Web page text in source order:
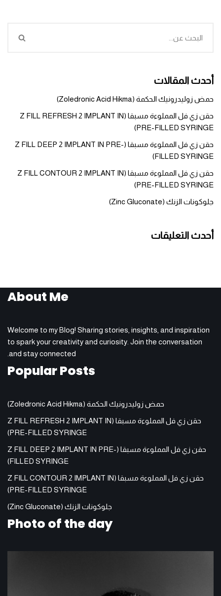
أحدث المقالات
حمض زوليدرونيك الحكمة (Zoledronic Acid Hikma)
حقن زي فل المملوءة مسبقا (Z FILL REFRESH 2 IMPLANT IN
PRE-FILLED SYRINGE)
حقن زي فل المملوءة مسبقا (Z FILL DEEP 2 IMPLANT IN PRE-
FILLED SYRINGE)
حقن زي فل المملوءة مسبقا (Z FILL CONTOUR 2 IMPLANT IN
PRE-FILLED SYRINGE)
جلوكونات الزنك (Zinc Gluconate)
أحدث التعليقات
About Me
Welcome to my Blog! Sharing stories, insights, and inspiration
to spark your creativity and curiosity. Join the conversation
and stay connected.
Popular Posts
حمض زوليدرونيك الحكمة (Zoledronic Acid Hikma)
حقن زي فل المملوءة مسبقا (Z FILL REFRESH 2 IMPLANT IN
PRE-FILLED SYRINGE)
حقن زي فل المملوءة مسبقا (Z FILL DEEP 2 IMPLANT IN PRE-
FILLED SYRINGE)
حقن زي فل المملوءة مسبقا (Z FILL CONTOUR 2 IMPLANT IN
PRE-FILLED SYRINGE)
جلوكونات الزنك (Zinc Gluconate)
Photo of the day